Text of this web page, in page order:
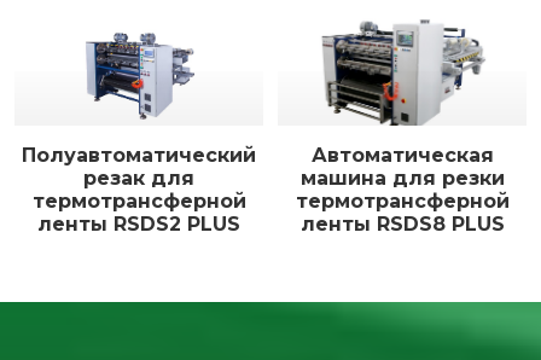
Полуавтоматический
резак для
термотрансферной
ленты RSDS2 PLUS
Автоматическая
машина для резки
термотрансферной
ленты RSDS8 PLUS